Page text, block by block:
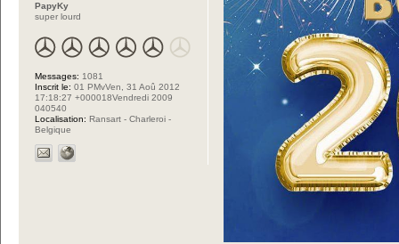
PapyKy
super lourd
Messages: 1081
Inscrit le: 01 PMvVen, 31 Aoû 2012
17:18:27 +000018Vendredi 2009
040540
Localisation: Ransart - Charleroi -
Belgique